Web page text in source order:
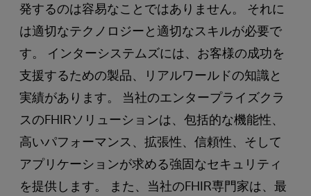
発するのは容易なことではありません。 それに
は適切なテクノロジーと適切なスキルが必要で
す。 インターシステムズには、お客様の成功を
支援するための製品、リアルワールドの知識と
実績があります。 当社のエンタープライズクラ
スのFHIRソリューションは、包括的な機能性、
高いパフォーマンス、拡張性、信頼性、そして
アプリケーションが求める強固なセキュリティ
を提供します。 また、当社のFHIR専門家は、最